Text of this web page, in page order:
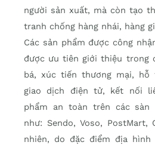
người sản xuất, mà còn tạo
tranh chống hàng nhái, hàng
Các sản phẩm được công
được ưu tiên giới thiệu trong
bá, xúc tiến thương mại, hỗ
giao dịch điện tử, kết nối
phẩm an toàn trên các
như: Sendo, Voso, PostMart,
nhiên, do đặc điểm địa hình